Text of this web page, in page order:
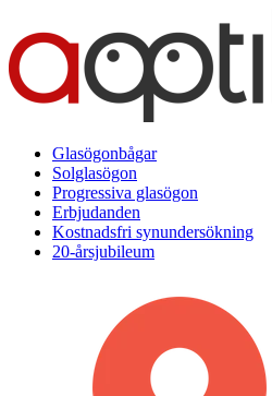
Glasögonbågar
Solglasögon
Progressiva glasögon
Erbjudanden
Kostnadsfri synundersökning
20-årsjubileum